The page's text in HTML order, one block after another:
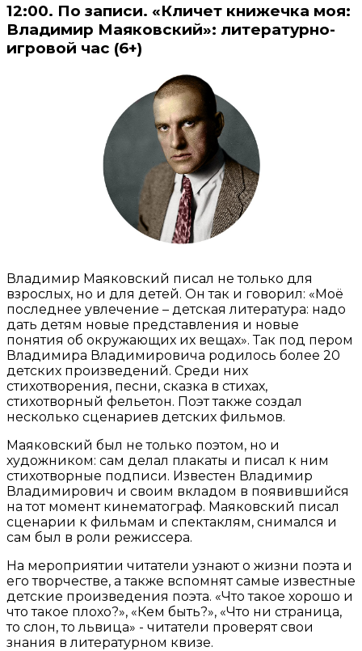
12:00. По записи. «Кличет книжечка моя:
Владимир Маяковский»: литературно-
игровой час (6+)
Владимир Маяковский писал не только для
взрослых, но и для детей. Он так и говорил: «Моё
последнее увлечение – детская литература: надо
дать детям новые представления и новые
понятия об окружающих их вещах». Так под пером
Владимира Владимировича родилось более 20
детских произведений. Среди них
стихотворения, песни, сказка в стихах,
стихотворный фельетон. Поэт также создал
несколько сценариев детских фильмов.
Маяковский был не только поэтом, но и
художником: сам делал плакаты и писал к ним
стихотворные подписи. Известен Владимир
Владимирович и своим вкладом в появившийся
на тот момент кинематограф. Маяковский писал
сценарии к фильмам и спектаклям, снимался и
сам был в роли режиссера.
На мероприятии читатели узнают о жизни поэта и
его творчестве, а также вспомнят самые известные
детские произведения поэта. «Что такое хорошо и
что такое плохо?», «Кем быть?», «Что ни страница,
то слон, то львица» - читатели проверят свои
знания в литературном квизе.